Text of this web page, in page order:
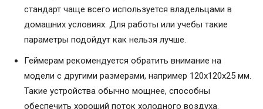
стандарт чаще всего используется владельцами в
домашних условиях. Для работы или учебы такие
параметры подойдут как нельзя лучше.
Геймерам рекомендуется обратить внимание на
модели с другими размерами, например 120х120х25 мм.
Такие устройства обычно мощнее, способны
обеспечить хороший поток холодного воздуха.